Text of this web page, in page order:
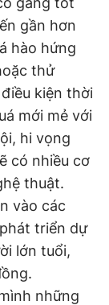
gần hơn
hào hứng
thử
kiện thời
mới mẻ với
hi vọng
có nhiều cơ
thuật.
vào các
triển dự
lớn tuổi,
những